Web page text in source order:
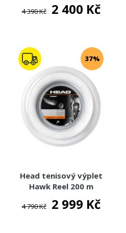
TENISOVÉ MÍČE
TENISOVÉ OBLEČENÍ
TENISOVÉ OMOTÁVKY
TENISOVÉ DOPLŇKY
TOTÁLNÍ VÝPRODEJ %%%
4 390 Kč 2 400 Kč
37%
Head tenisový výplet
Hawk Reel 200 m
4 790 Kč 2 999 Kč